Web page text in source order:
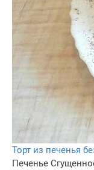
Торт из печенья
Печенье